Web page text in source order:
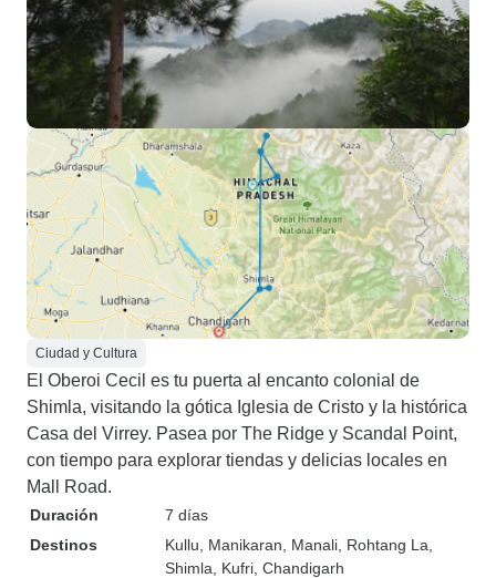
Ciudad y Cultura
El Oberoi Cecil es tu puerta al encanto colonial de
Shimla, visitando la gótica Iglesia de Cristo y la histórica
Casa del Virrey. Pasea por The Ridge y Scandal Point,
con tiempo para explorar tiendas y delicias locales en
Mall Road.
Duración
7 días
Destinos
Kullu , Manikaran , Manali , Rohtang La
Shimla , Kufri , Chandigarh